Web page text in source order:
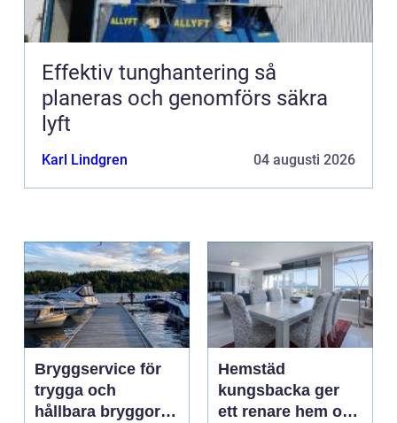
Effektiv tunghantering så
planeras och genomförs säkra
lyft
Karl Lindgren 04 augusti 2026
Bryggservice för
trygga och
hållbara bryggor
Hemstäd
kungsbacka ger
ett renare hem och